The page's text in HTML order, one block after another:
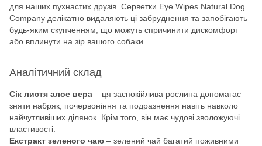
для наших пухнастих друзів. Серветки Eye Wipes Natural Dog
Company делікатно видаляють ці забруднення та запобігають
будь-яким скупченням, що можуть спричинити дискомфорт
або вплинути на зір вашого собаки.
Аналітичний склад
Сік листя алое вера – ця заспокійлива рослина допомагає
зняти набряк, почервоніння та подразнення навіть навколо
найчутливіших ділянок. Крім того, він має чудові зволожуючі
властивості.
Екстракт зеленого чаю – зелений чай багатий поживними